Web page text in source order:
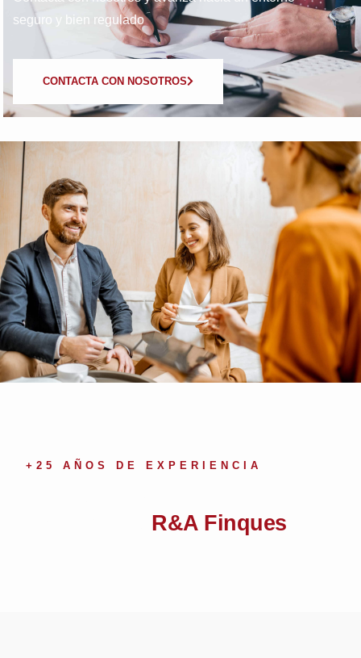
seguro y bien regulado
CONTACTA CON NOSOTROS
+25 AÑOS DE EXPERIENCIA
R&A Finques